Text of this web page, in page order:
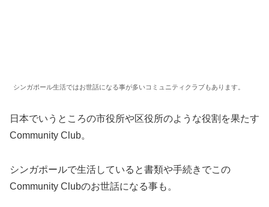
シンガポール生活ではお世話になる事が多いコミュニティクラブもあります。
日本でいうところの市役所や区役所のような役割を果たす
Community Club。
シンガポールで生活していると書類や手続きでこの
Community Clubのお世話になる事も。